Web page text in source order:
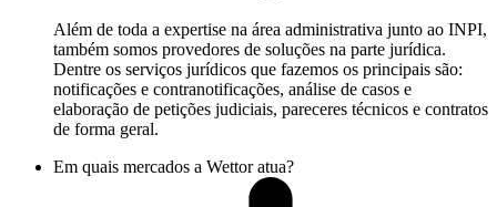
Além de toda a expertise na área administrativa junto ao INPI,
também somos provedores de soluções na parte jurídica.
Dentre os serviços jurídicos que fazemos os principais são:
notificações e contranotificações, análise de casos e
elaboração de petições judiciais, pareceres técnicos e contratos
de forma geral.
Em quais mercados a Wettor atua?